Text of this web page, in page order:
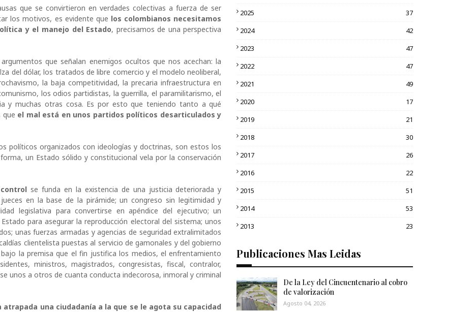
que se convirtieron en verdades colectivas a fuerza de ser
los motivos, es evidente que los colombianos necesitamos
y el manejo del Estado, precisamos de una perspectiva
que señalan enemigos ocultos que nos acechan: la
del dólar, los tratados de libre comercio y el modelo neoliberal,
la baja competitividad, la precaria infraestructura en
los odios partidistas, la guerrilla, el paramilitarismo, el
y muchas otras cosa. Es por esto que teniendo tanto a qué
que el mal está en unos partidos políticos desarticulados y
políticos organizados con ideologías y doctrinas, son estos los
un Estado sólido y constitucional vela por la conservación
se funda en la existencia de una justicia deteriorada y
en la base de la pirámide; un congreso sin legitimidad y
legislativa para convertirse en apéndice del ejecutivo; un
para asegurar la reproducción electoral del sistema; unos
unas fuerzas armadas y agencias de seguridad extralimitados
clientelista puestas al servicio de gamonales y del gobierno
la premisa que el fin justifica los medios, el enfrentamiento
ministros, magistrados, congresistas, fiscal, contralor,
unos a otros de cuanta conducta indecorosa, inmoral y criminal
una ciudadanía a la que se le agota su capacidad
2025
37
2024
42
2023
47
2022
47
2021
49
2020
17
2019
21
2018
30
2017
26
2016
22
2015
51
2014
53
2013
23
Publicaciones Mas Leidas
De la Ley del Cincuentenario al cobro
de valorización
Agosto 04, 2026